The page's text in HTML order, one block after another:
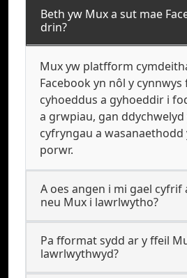
Beth yw Mux a sut mae
drin?
Mux yw platfform
Facebook yn nôl y
cyhoeddus a gyhoeddir i
a grwpiau, gan
cyfryngau a
porwr.
A oes angen i mi gael cyfrif
neu Mux i lawrlwytho?
Pa fformat sydd ar y ffeil
lawrlwythwyd?